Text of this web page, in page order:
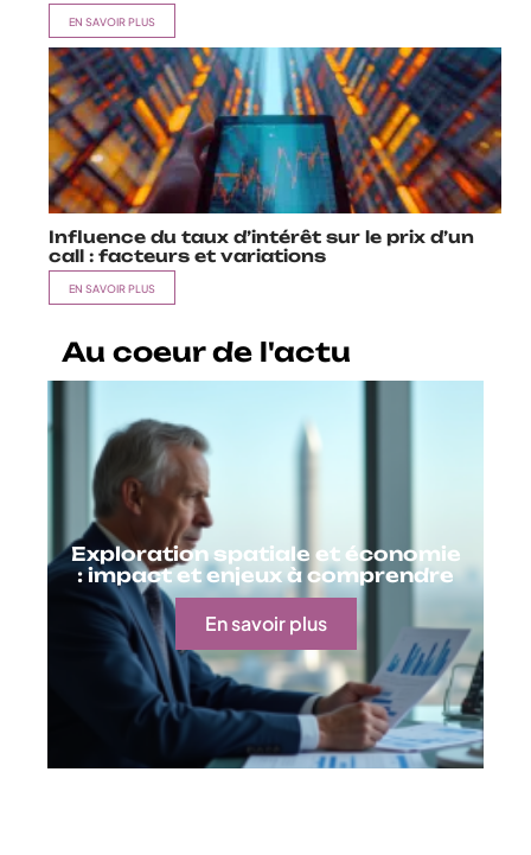
EN SAVOIR PLUS
Influence du taux d’intérêt sur le prix d’un
call : facteurs et variations
EN SAVOIR PLUS
Au coeur de l'actu
Exploration spatiale et économie
: impact et enjeux à comprendre
En savoir plus